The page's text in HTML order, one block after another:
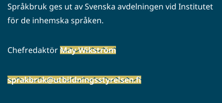
Språkbruk ges ut av Svenska avdelningen vid Institutet
för de inhemska språken.
ChefredaktörMay Wikström
sprakbruk@utbildningsstyrelsen.fi